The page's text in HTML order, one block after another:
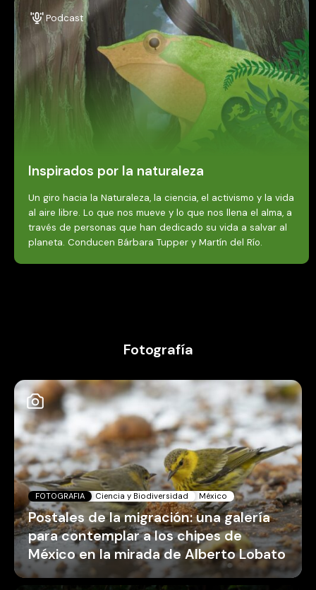
Podcast
Inspirados por la naturaleza
Un giro hacia la Naturaleza, la ciencia, el activismo y la vida
al aire libre. Lo que nos mueve y lo que nos llena el alma, a
través de personas que han dedicado su vida a salvar al
planeta. Conducen Bárbara Tupper y Martín del Río.
Fotografía
FOTOGRAFIA Ciencia y Biodiversidad México
Postales de la migración: una galería
para contemplar a los chipes de
México en la mirada de Alberto Lobato